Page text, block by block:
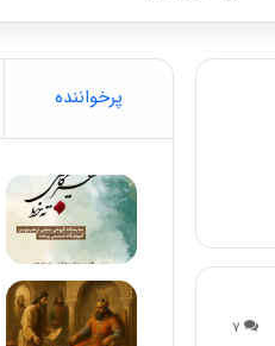
۷
پرخواننده